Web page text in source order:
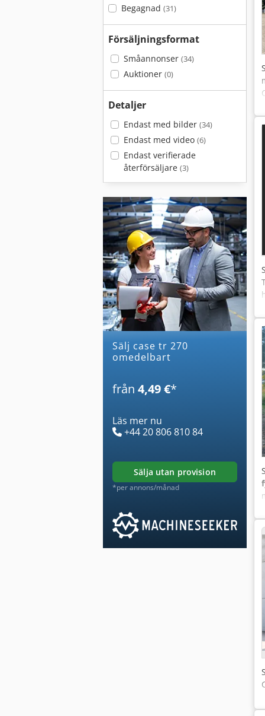
Begagnad (31)
Försäljningsformat
Småannonser (34)
Auktioner (0)
Detaljer
Endast med bilder (34)
Endast med video (6)
Endast verifierade
återförsäljare (3)
Sälj case tr 270
omedelbart
från 4,49 €*
Läs mer nu
+44 20 806 810 84
sälja utan provision
*per annons/månad